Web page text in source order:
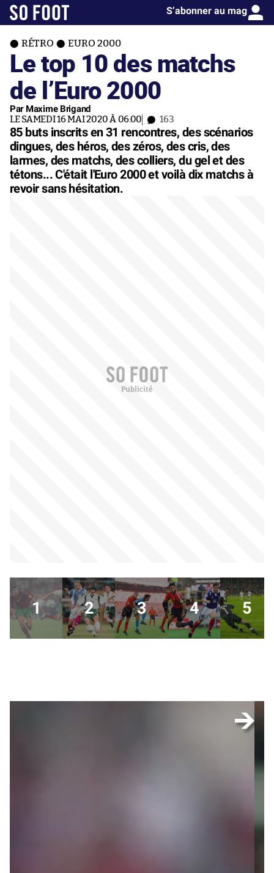
S’abonner au mag
RÉTRO EURO 2000
Le top 10 des matchs
de l’Euro 2000
Par Maxime Brigand
LE SAMEDI 16 MAI 2020 À 06:00 163
85 buts inscrits en 31 rencontres, des scénarios
dingues, des héros, des zéros, des cris, des
larmes, des matchs, des colliers, du gel et des
tétons... C'était l'Euro 2000 et voilà dix matchs à
revoir sans hésitation.
1 2 3 4 5